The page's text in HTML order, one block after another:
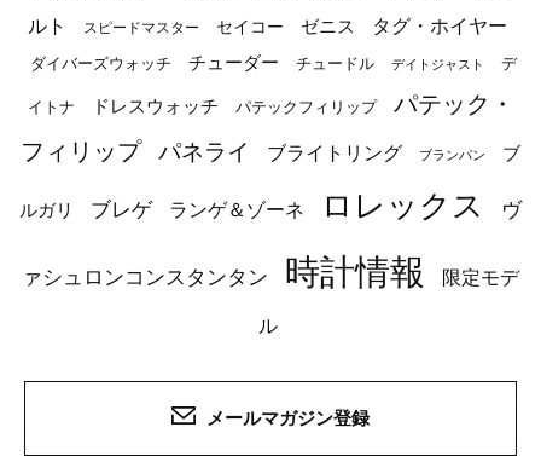
ルト
スピードマスター セイコー ゼニス タグ・ホイヤー
ダイバーズウォッチ チューダー チュードル デイトジャスト デ
イトナ ドレスウォッチ パテックフィリップ
パテック・
フィリップ
パネライ ブライトリング ブランパン ブ
ルガリ ブレゲ ランゲ＆ゾーネ ロレックス ヴ
ァシュロンコンスタンタン 時計情報 限定モデ
ル
メールマガジン登録